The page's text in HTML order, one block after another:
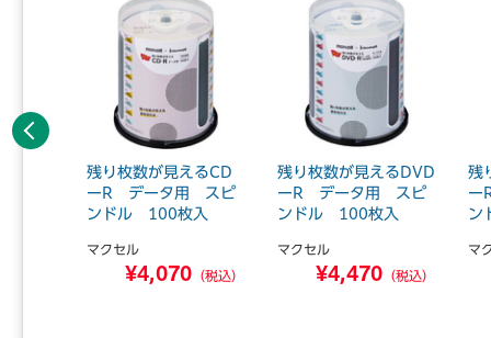
残り枚数が見えるCD
ーR データ用 スピ
ンドル 100枚入
マクセル
¥4,070 （税込）
残り枚数が見えるDVD
ーR データ用 スピ
ンドル 100枚入
マクセル
¥4,470 （税込）
残
ー
ン
マ
前へ